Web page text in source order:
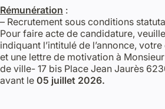
Rémunération :
– Recrutement sous conditions
Pour faire acte de candidature,
indiquant l’intitulé de l’annonce,
et une lettre de motivation à
de ville- 17 bis Place Jean Jaurès
avant le 05 juillet 2026.